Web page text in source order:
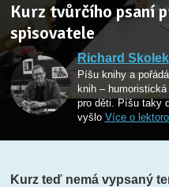
Kurz tvůrčího psaní
spisovatele
Richard Skolek
Píšu knihy a
knih –
pro děti. Píšu taky
vyšlo Více o
Kurz teď nemá vypsaný